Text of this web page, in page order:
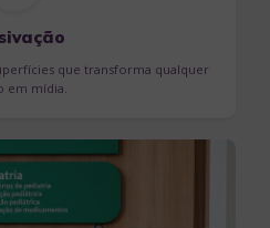
que transforma qualquer
em mídia.